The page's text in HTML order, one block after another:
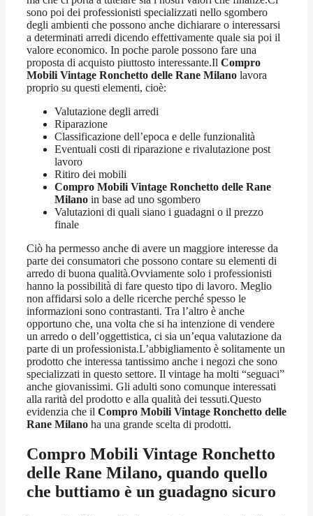
sono poi dei professionisti specializzati nello sgombero
degli ambienti che possono anche dichiarare o interessarsi
a determinati arredi dicendo effettivamente quale sia poi il
valore economico. In poche parole possono fare una
proposta di acquisto piuttosto interessante.Il Compro
Mobili Vintage Ronchetto delle Rane Milano lavora
proprio su questi elementi, cioè:
Valutazione degli arredi
Riparazione
Classificazione dell’epoca e delle funzionalità
Eventuali costi di riparazione e rivalutazione post
lavoro
Ritiro dei mobili
Compro Mobili Vintage Ronchetto delle Rane
Milano in base ad uno sgombero
Valutazioni di quali siano i guadagni o il prezzo
finale
Ciò ha permesso anche di avere un maggiore interesse da
parte dei consumatori che possono contare su elementi di
arredo di buona qualità.Ovviamente solo i professionisti
hanno la possibilità di fare questo tipo di lavoro. Meglio
non affidarsi solo a delle ricerche perché spesso le
informazioni sono contrastanti. Tra l’altro è anche
opportuno che, una volta che si ha intenzione di vendere
un arredo o dell’oggettistica, ci sia un’equa valutazione da
parte di un professionista.L’abbigliamento è solitamente un
prodotto che interessa tantissimo anche i negozi che sono
specializzati in questo settore. Il vintage ha molti “seguaci”
anche giovanissimi. Gli adulti sono comunque interessati
alla rarità del prodotto e alla qualità dei tessuti.Questo
evidenzia che il Compro Mobili Vintage Ronchetto delle
Rane Milano ha una grande scelta di prodotti.
Compro Mobili Vintage Ronchetto
delle Rane Milano, quando quello
che buttiamo è un guadagno sicuro